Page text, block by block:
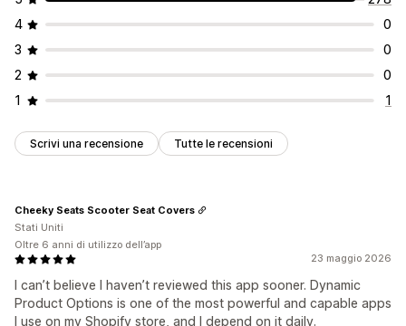
4
0
3
0
2
0
1
1
Scrivi una recensione Tutte le recensioni
23 maggio 2026
I can’t believe I haven’t reviewed this app sooner. Dynamic
Product Options is one of the most powerful and capable apps
I use on my Shopify store, and I depend on it daily.
Cheeky Seats Scooter Seat Covers
Stati Uniti
Oltre 6 anni di utilizzo dell’app